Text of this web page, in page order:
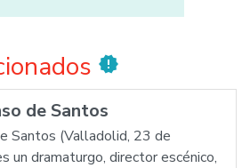
new_releases
de Santos
Santos (Valladolid, 23 de
un dramaturgo, director escénico,